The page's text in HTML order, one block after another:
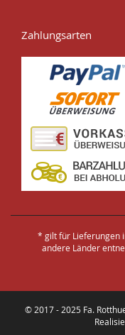
Zahlungsarten
* gilt für Lieferungen
andere Länder
© 2017 - 2025 Fa.